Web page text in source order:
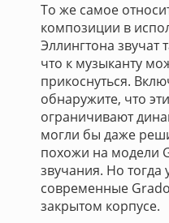
То же самое
композиции в
Эллингтона звучат
что к музыканту
прикоснуться.
обнаружите, что
ограничивают
могли бы даже
похожи на модели
звучания. Но тогда
современные
закрытом корпусе.